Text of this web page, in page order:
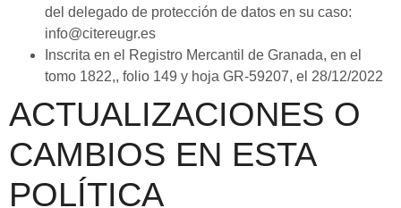
del delegado de protección de datos en su caso:
info@citereugr.es
Inscrita en el Registro Mercantil de Granada, en el
tomo 1822,, folio 149 y hoja GR-59207, el 28/12/2022
ACTUALIZACIONES O
CAMBIOS EN ESTA
POLÍTICA